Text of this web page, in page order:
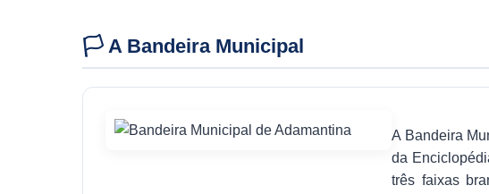
🏳️ A Bandeira Municipal
A Bandeira
da
três faixas